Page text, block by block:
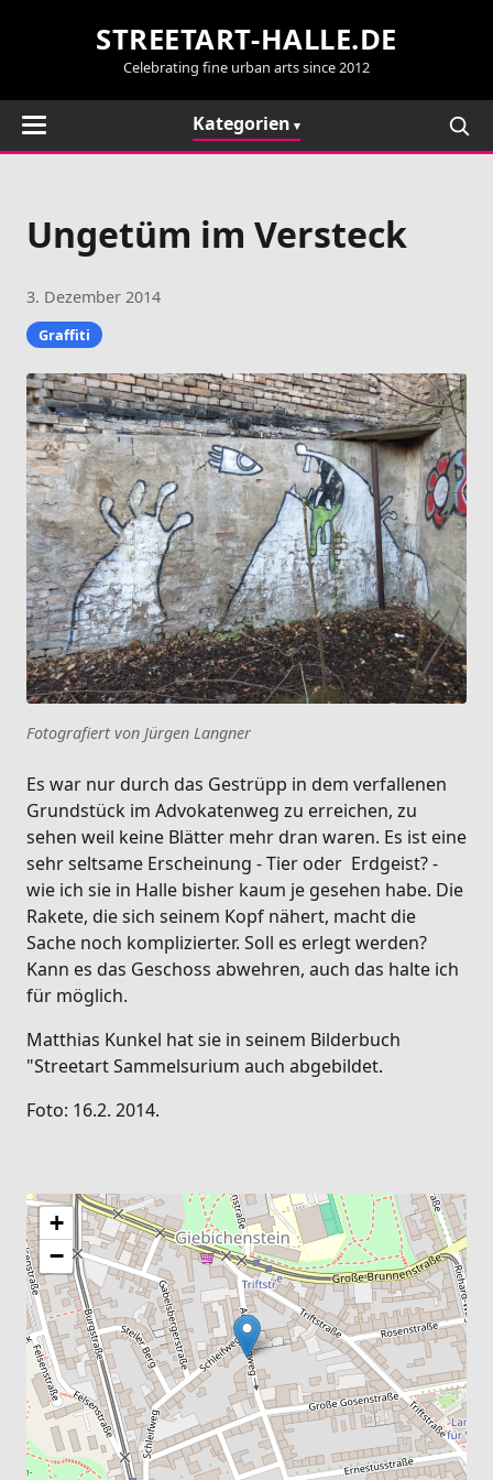
STREETART-HALLE.DE
Celebrating fine urban arts since 2012
Kategorien
Ungetüm im Versteck
3. Dezember 2014
Graffiti
Fotografiert von Jürgen Langner
Es war nur durch das Gestrüpp in dem verfallenen
Grundstück im Advokatenweg zu erreichen, zu
sehen weil keine Blätter mehr dran waren. Es ist eine
sehr seltsame Erscheinung - Tier oder Erdgeist? -
wie ich sie in Halle bisher kaum je gesehen habe. Die
Rakete, die sich seinem Kopf nähert, macht die
Sache noch komplizierter. Soll es erlegt werden?
Kann es das Geschoss abwehren, auch das halte ich
für möglich.
Matthias Kunkel hat sie in seinem Bilderbuch
"Streetart Sammelsurium auch abgebildet.
Foto: 16.2. 2014.
+
−